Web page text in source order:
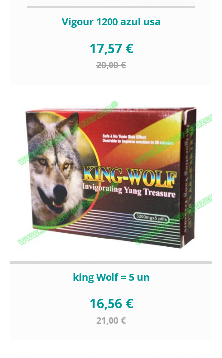
Vigour 1200 azul usa
17,57 €
20,00 €
king Wolf = 5 un
16,56 €
21,00 €